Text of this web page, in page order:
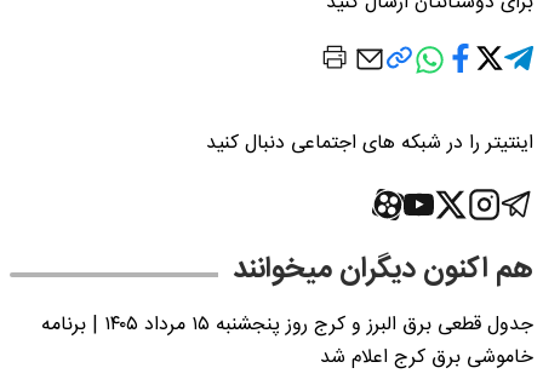
اینتیتر را در شبکه های اجتماعی دنبال کنید
هم اکنون دیگران میخوانند
جدول قطعی برق البرز و کرج روز پنجشنبه ۱۵ مرداد ۱۴۰۵ | برنامه
خاموشی برق کرج اعلام شد